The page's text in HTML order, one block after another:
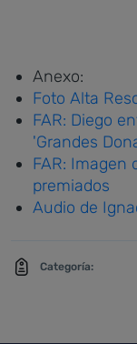
Anexo:
Foto Alta
FAR: Diego
'Grandes
FAR: Imagen
premiados
Audio de
Categoría: